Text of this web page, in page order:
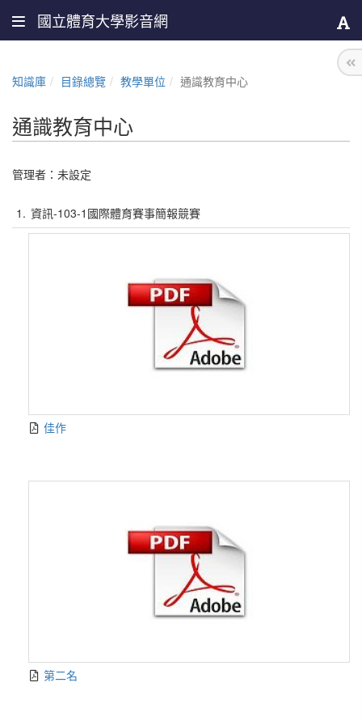
國立體育大學影音網
知識庫 目錄總覽 教學單位 通識教育中心
通識教育中心
管理者：未設定
1. 資訊-103-1國際體育賽事簡報競賽
佳作
第二名